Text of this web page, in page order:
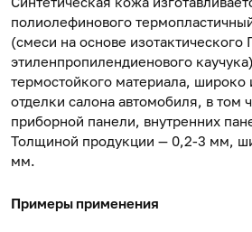
полиолефинового
(смеси на основе изотактического
этиленпропилендиенового
термостойкого материала, широко
отделки салона автомобиля, в том
приборной панели, внутренних
Толщиной продукции — 0,2-3 мм,
мм.
Примеры применения